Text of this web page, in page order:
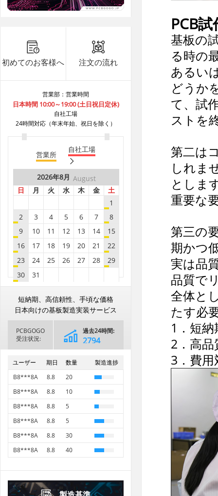
初めてのお客様へ 注文の流れ
営業部：営業時間
日本時間 10:00～19:00 (土日祝日定休)
自社工場
24時間対応（年末年始、祝日を除く）
営業所
自社工場
2026年8月 August
日
月 火 水 木 金
土
1
2
3 4 5 6 7
8
9
10 11 12 13 14
15
16
17 18 19 20 21
22
23
24 25 26 27 28
29
30
31
日
月 火 水 木 金
土
1
2 3
5
6
7 9 10 11
12
13
14 15 16 17 18
19
20
21 22 23 25
26
27
28 29 30
2026年 10月
October
日
月 火 水 木 金
土
1
2
3
4
5 6 7 8 9
10
25
26 27 28 29 30 31
2026年 8月
August
日
月 火 水 木 金
土
2
3 5 6 7
8
9
10 11 12 13 14
15
16
17 18 19 21
22
23
24 25 26 28
30
31
2026年9月
September
日
月 火 水 金
1
2 4
6
7 8 9 11
20
21 22 23 24 25
26
短納期、高信頼性、手頃な価格
日本向けの基板製造実装サービス
PCBGOGO
受注状況:
過去24時間:
2794
過去30日間
68919
ユーザー 期日 数量 製造進捗
5
B8***8A
B8***8A
B8***8A
8.8
10
8.8
5
B8***8A
8.8
5
B8***8A
8.8
40
8.8
40
B8***8A
8.8
5
B8***8A
8.8
10
B8***8A
8.8
5
B8***8A
8.8
5
B8***8A
8.8
5
B8***8A
B8***8A
8.8
25
B8***8A
5
B8***8A
8.8
5
B8***8A
8.8
40
B8***8A
8.8
20
B8***8A
8.8
10
B8***8A
8.8
5
B8***8A
8.8
5
B8***8A
8.8
30
B8***8A
8.8
40
B8***8A
8.8 5
PCB
基板の
る時の
あるい
どうか
て、試
ストを
第二は
しれま
としま
重要な
第三の
期かつ
実は品
品質で
全体と
たす必
1．短
2．高
3．費